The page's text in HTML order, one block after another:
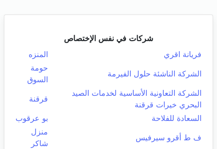
شركات في نفس الإختصاص
فريانة اقري
المنزه
الشركة الناشئة حلول الفيرمة
حومة
السوق
الشركة التعاونية الأساسية لخدمات الصيد
البحري خيرات قرقنة
قرقنة
السعادة للفلاحة بو عرقوب
ف ط أقرو سيرفيس
منزل
شاكر